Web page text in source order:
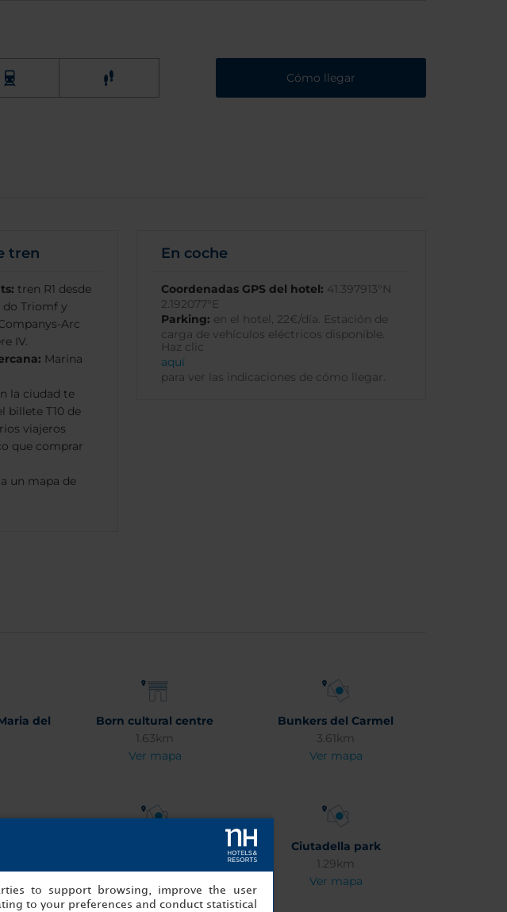
Cómo llegar
tren
tren R1 desde
do Triomf y
Arc
IV.
Marina
la ciudad te
billete T10 de
viajeros
que comprar
un mapa de
En coche
Coordenadas GPS del hotel: 41.397913°N
2.192077°E
Parking: en el hotel, 22€/día. Estación de
carga de vehículos eléctricos disponible.
Haz clic
aquí
para ver las indicaciones de cómo llegar.
del
Born cultural centre
1.63km
Ver mapa
Bunkers del Carmel
3.61km
Ver mapa
Ciutadella park
1.29km
Ver mapa
to support browsing, improve the user
to your preferences and conduct statistical